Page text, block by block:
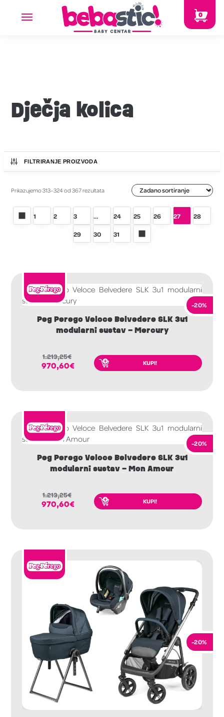
0
Dječja kolica
FILTRIRANJE PROIZVODA
Prikazujemo 313–324 od 367 rezultata
1 2 3 … 24 25 26 27 28
29 30 31
-20%
Peg Perego Veloce Belvedere SLK 3u1
modularni sustav – Mercury
1.213,25€
970,60€ KUPI!
-20%
Peg Perego Veloce Belvedere SLK 3u1
modularni sustav – Mon Amour
1.213,25€
970,60€ KUPI!
-20%